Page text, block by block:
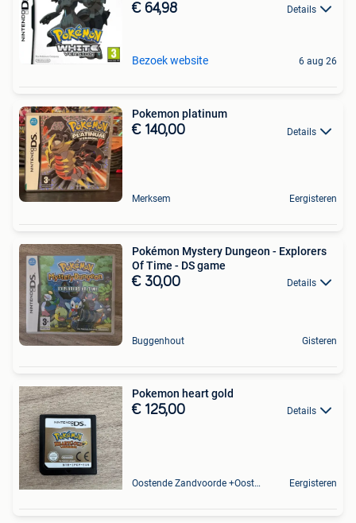
€ 64,98 Details
Bezoek website 6 aug 26
Pokemon platinum
€ 140,00 Details
Merksem Eergisteren
Pokémon Mystery Dungeon - Explorers
Of Time - DS game
€ 30,00 Details
Buggenhout Gisteren
Pokemon heart gold
€ 125,00 Details
Oostende Zandvoorde +Oostende Eergisteren